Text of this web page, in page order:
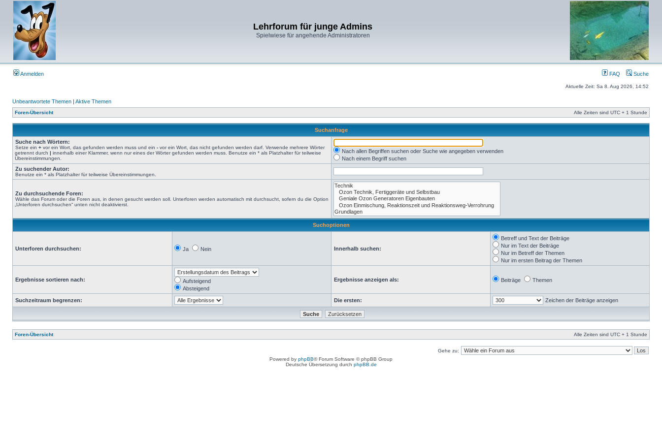
Lehrforum für junge Admins
Spielwiese für angehende Administratoren
Anmelden FAQ Suche
Aktuelle Zeit: Sa 8. Aug 2026, 14:52
Unbeantwortete Themen | Aktive Themen
Foren-Übersicht Alle Zeiten sind UTC + 1 Stunde
Suchanfrage
Suche nach Wörtern:
Setze ein + vor ein Wort, das gefunden werden muss und ein - vor ein Wort, das nicht gefunden werden darf. Verwende mehrere Wörter
getrennt durch | innerhalb einer Klammer, wenn nur eines der Wörter gefunden werden muss. Benutze ein * als Platzhalter für teilweise
Übereinstimmungen.
Nach allen Begriffen suchen oder Suche wie angegeben verwenden
Nach einem Begriff suchen
Zu suchender Autor:
Benutze ein * als Platzhalter für teilweise Übereinstimmungen.
Zu durchsuchende Foren:
Wähle das Forum oder die Foren aus, in denen gesucht werden soll. Unterforen werden automatisch mit durchsucht, sofern du die Option
„Unterforen durchsuchen“ unten nicht deaktivierst.
Suchoptionen
Unterforen durchsuchen: Ja Nein Innerhalb suchen:
Betreff und Text der Beiträge
Nur im Text der Beiträge
Nur im Betreff der Themen
Nur im ersten Beitrag der Themen
Ergebnisse sortieren nach:
Aufsteigend
Absteigend
Ergebnisse anzeigen als: Beiträge Themen
Suchzeitraum begrenzen: Die ersten: Zeichen der Beiträge anzeigen
Foren-Übersicht Alle Zeiten sind UTC + 1 Stunde
Gehe zu:
Powered by phpBB® Forum Software © phpBB Group
Deutsche Übersetzung durch phpBB.de